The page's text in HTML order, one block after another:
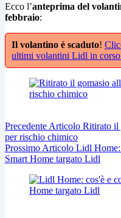
Ecco l’anteprima del
febbraio:
Il volantino è scaduto!
ultimi volantini Lidl in
Precedente Articolo Ritirato il
per rischio chimico
Prossimo Articolo Lidl Home:
Smart Home targato Lidl